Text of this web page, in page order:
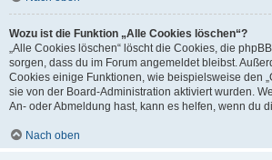
Wozu ist die Funktion „Alle Cookies löschen“?
„Alle Cookies löschen“ löscht die Cookies, die
sorgen, dass du im Forum angemeldet bleibst.
Cookies einige Funktionen, wie beispielsweise den
sie von der Board-Administration aktiviert wurden.
An- oder Abmeldung hast, kann es helfen, wenn du
Nach oben